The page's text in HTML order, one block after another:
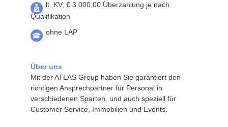
lt. KV, € 3.000,00 Überzahlung je nach
Qualifikation
ohne LAP
Über uns
Mit der ATLAS Group haben Sie garantiert den
richtigen Ansprechpartner für Personal in
verschiedenen Sparten, und auch speziell für
Customer Service, Immobilien und Events.